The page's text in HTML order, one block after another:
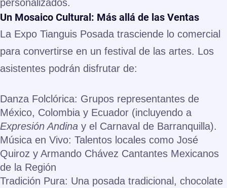
personalizados.
Un Mosaico Cultural: Más allá de las Ventas
La Expo Tianguis Posada trasciende lo comercial
para convertirse en un festival de las artes. Los
asistentes podrán disfrutar de:
Danza Folclórica: Grupos representantes de
México, Colombia y Ecuador (incluyendo a
Expresión Andina y el Carnaval de Barranquilla).
Música en Vivo: Talentos locales como José
Quiroz y Armando Chávez Cantantes Mexicanos
de la Región
Tradición Pura: Una posada tradicional, chocolate